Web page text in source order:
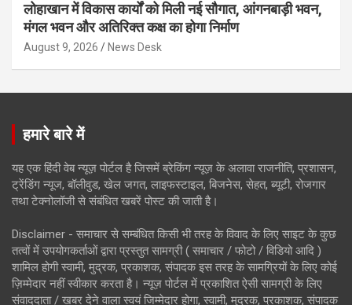
लोहाखान में विकास कार्यों को मिली नई सौगात, आंगनबाड़ी भवन,
मंगल भवन और अतिरिक्त कक्ष का होगा निर्माण
August 9, 2026 News Desk
हमारे बारे में
यह एक हिंदी वेब न्यूज़ पोर्टल है जिसमें ब्रेकिंग न्यूज़ के अलावा राजनीति, प्रशासन,
ट्रेंडिंग न्यूज, बॉलीवुड, खेल जगत, लाइफस्टाइल, बिजनेस, सेहत, ब्यूटी, रोजगार
तथा टेक्नोलॉजी से संबंधित खबरें पोस्ट की जाती है।
Disclaimer - समाचार से सम्बंधित किसी भी तरह के विवाद के लिए साइट के कुछ
तत्वों में उपयोगकर्ताओं द्वारा प्रस्तुत सामग्री ( समाचार / फोटो / विडियो आदि )
शामिल होगी स्वामी, मुद्रक, प्रकाशक, संपादक इस तरह के सामग्रियों के लिए कोई
ज़िम्मेदार नहीं स्वीकार करता है। न्यूज़ पोर्टल में प्रकाशित ऐसी सामग्री के लिए
संवाददाता / खबर देने वाला स्वयं जिम्मेदार होगा, स्वामी, मुद्रक, प्रकाशक, संपादक